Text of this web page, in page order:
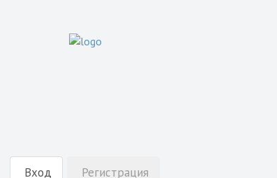
Вход Регистрация